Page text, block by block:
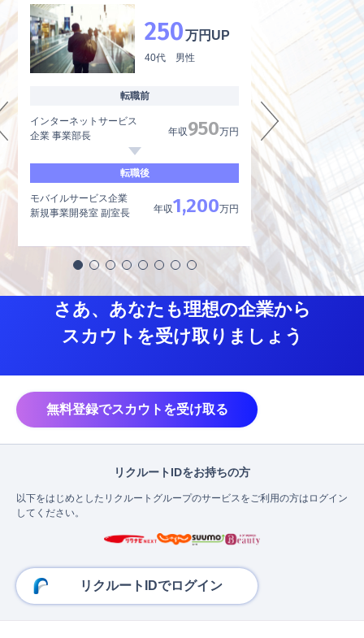
250万円UP
40代 男性
転職前
インターネットサービス
企業 事業部長
年収950万円
転職後
モバイルサービス企業
新規事業開発室 副室長
年収1,200万円
外資系製薬メーカー
品質管理、品質保証
内資系製薬メーカー
品質管理責任者
さあ、あなたも理想の企業から
スカウトを受け取りましょう
無料登録でスカウトを受け取る
リクルートIDをお持ちの方
以下をはじめとしたリクルートグループのサービスをご利用の方はログイン
してください。
リクルートIDでログイン